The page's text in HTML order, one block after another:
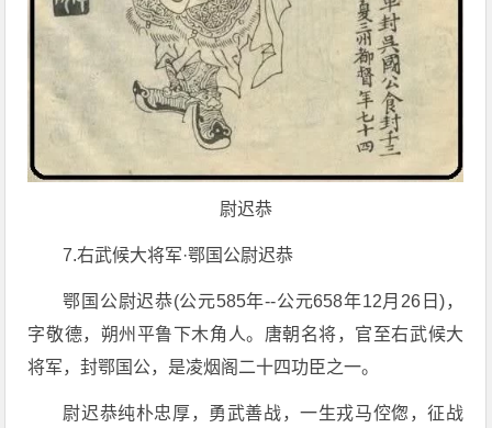
尉迟恭
7.右武候大将军·鄂国公尉迟恭
鄂国公尉迟恭(公元585年--公元658年12月26日)，
字敬德，朔州平鲁下木角人。唐朝名将，官至右武候大
将军，封鄂国公，是凌烟阁二十四功臣之一。
尉迟恭纯朴忠厚，勇武善战，一生戎马倥偬，征战